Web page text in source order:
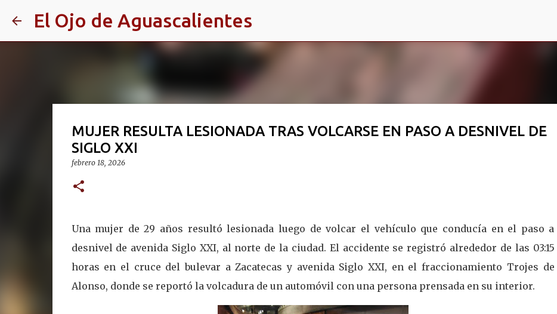
El Ojo de Aguascalientes
MUJER RESULTA LESIONADA TRAS VOLCARSE EN PASO A DESNIVEL DE
SIGLO XXI
febrero 18, 2026
Una mujer de 29 años resultó lesionada luego de volcar el vehículo que conducía en el paso a
desnivel de avenida Siglo XXI, al norte de la ciudad. El accidente se registró alrededor de las 03:15
horas en el cruce del bulevar a Zacatecas y avenida Siglo XXI, en el fraccionamiento Trojes de
Alonso, donde se reportó la volcadura de un automóvil con una persona prensada en su interior.